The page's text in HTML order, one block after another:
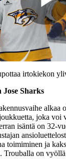
irtokiekon
Jose Sharks
alkaa
joka voi
isäntä on 32-
toimiminen ja
Trouballa on